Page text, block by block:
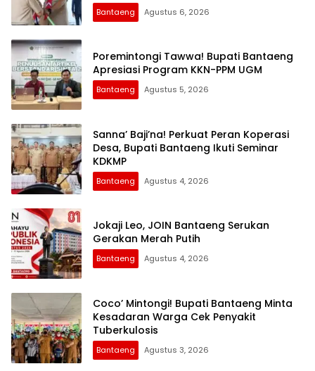
Bantaeng Agustus 6, 2026
Poremintongi Tawwa! Bupati Bantaeng
Apresiasi Program KKN-PPM UGM
Bantaeng Agustus 5, 2026
Sanna’ Baji’na! Perkuat Peran Koperasi
Desa, Bupati Bantaeng Ikuti Seminar
KDKMP
Bantaeng Agustus 4, 2026
Jokaji Leo, JOIN Bantaeng Serukan
Gerakan Merah Putih
Bantaeng Agustus 4, 2026
Coco’ Mintongi! Bupati Bantaeng Minta
Kesadaran Warga Cek Penyakit
Tuberkulosis
Bantaeng Agustus 3, 2026